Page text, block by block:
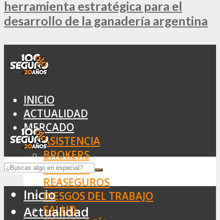
herramienta estratégica para el
desarrollo de la ganadería argentina
INICIO
ACTUALIDAD
MERCADO
ASISTENCIA
BROKERS
SEGUROS
REASEGUROS
RIESGOS DEL TRABAJO
SALUD
Inicio
Actualidad